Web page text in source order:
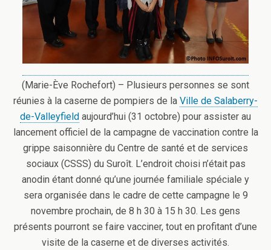
(Marie-Ève Rochefort) – Plusieurs personnes se sont
réunies à la caserne de pompiers de la Ville de Salaberry-
de-Valleyfield aujourd’hui (31 octobre) pour assister au
lancement officiel de la campagne de vaccination contre la
grippe saisonnière du Centre de santé et de services
sociaux (CSSS) du Suroît. L’endroit choisi n’était pas
anodin étant donné qu’une journée familiale spéciale y
sera organisée dans le cadre de cette campagne le 9
novembre prochain, de 8 h 30 à 15 h 30. Les gens
présents pourront se faire vacciner, tout en profitant d’une
visite de la caserne et de diverses activités.